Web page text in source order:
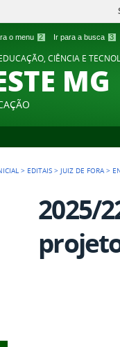
o menu 2 Ir para a busca 3
CIÊNCIA E
MG
> EDITAIS > JUIZ DE FORA >
2025/